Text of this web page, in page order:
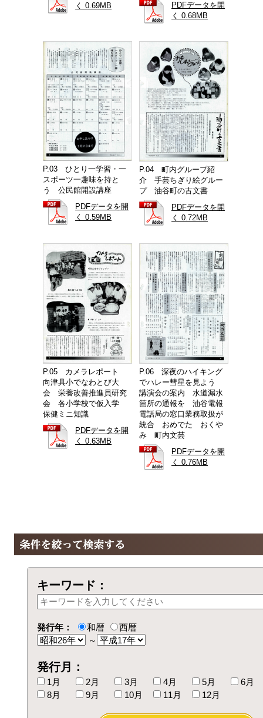
く 0.69MB
PDFデータを開
く 0.68MB
P.03 ひとり一学習・一
スポーツ一趣味を持と
う 公民館開設講座
PDFデータを開
く 0.59MB
P.04 町内グループ紹
介 手芸ちぎり絵グルー
プ 油谷町の古文書
PDFデータを開
く 0.72MB
P.05 カメラレポート
向津具小でなわとび大
会 栄養改善推進員研究
会 各小学校で仮入学
保健ミニ知識
PDFデータを開
く 0.63MB
P.06 深夜のハイキング
でハレー彗星を見よう
講演会の案内 水道漏水
箇所の通報を 油谷電報
電話局の窓口業務取扱が
統合 おめでた おくや
み 町内文芸
PDFデータを開
く 0.76MB
キーワード：
発行年： 和暦
西暦
～
発行月：
1月 2月 3月 4月 5月
6月
8月
9月 10月 11月 12月